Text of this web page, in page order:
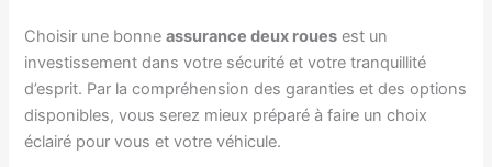
Choisir une bonneassurance deux roues est un
investissement dans votre sécurité et votre tranquillité
d’esprit. Par la compréhension des garanties et des options
disponibles, vous serez mieux préparé à faire un choix
éclairé pour vous et votre véhicule.